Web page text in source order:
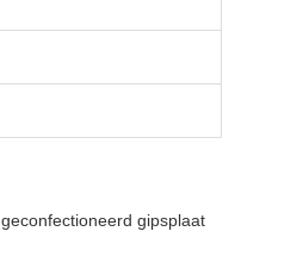
gipsplaat